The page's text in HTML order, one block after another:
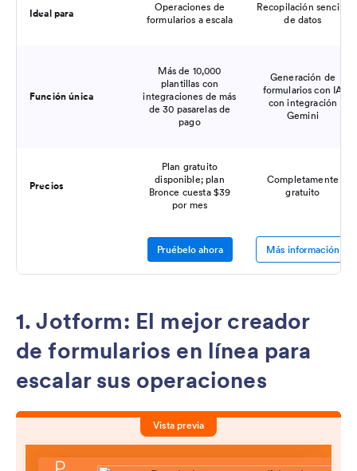
Ideal para
Operaciones de
formularios a escala
Recopilación sencilla
de datos
Función única
Más de 10,000
plantillas con
integraciones de más
de 30 pasarelas de
pago
Generación de
formularios con IA
con integración
Gemini
Precios
Plan gratuito
disponible; plan
Bronce cuesta $39
por mes
Completamente
gratuito
Pruébelo ahora Más información
1. Jotform: El mejor creador
de formularios en línea para
escalar sus operaciones